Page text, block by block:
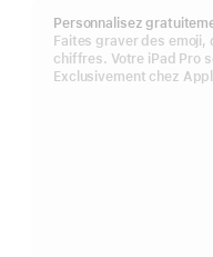
Personnalisez
Faites graver des
chiffres. Votre iPad Pro
Exclusivement chez